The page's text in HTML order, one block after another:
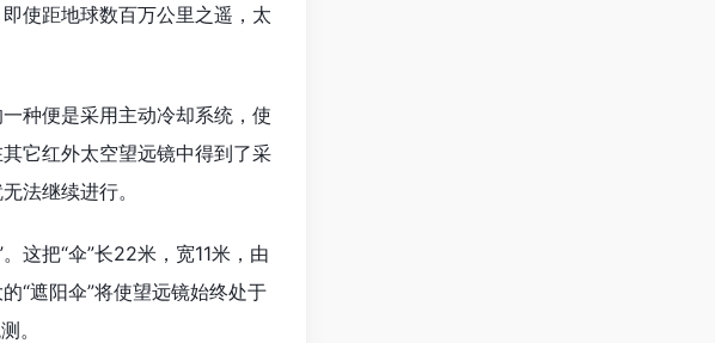
使距地球数百万公里之遥，太
种便是采用主动冷却系统，使
它红外太空望远镜中得到了采
法继续进行。
这把“伞”长22米，宽11米，由
“遮阳伞”将使望远镜始终处于
。